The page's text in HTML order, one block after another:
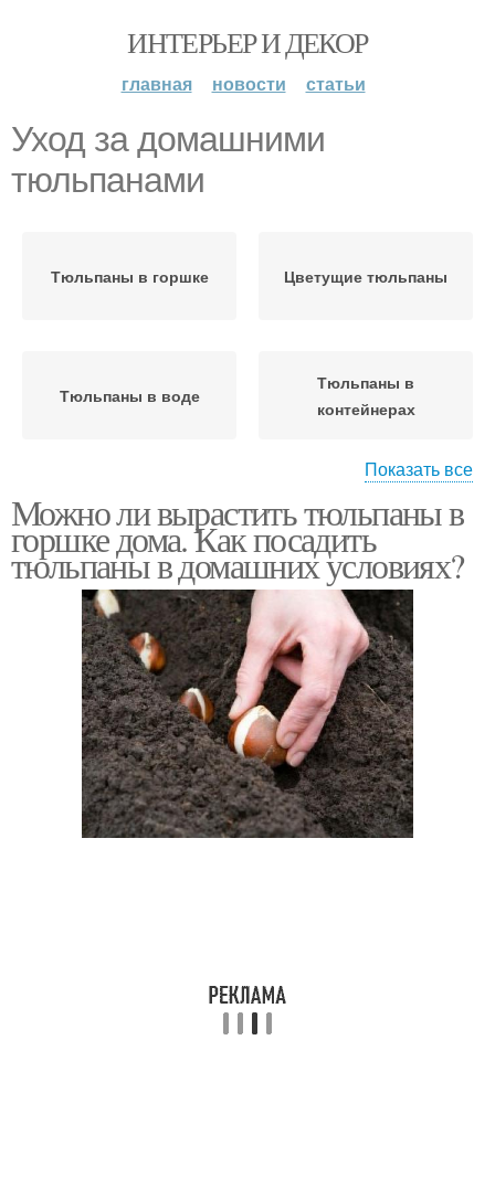
ИНТЕРЬЕР И ДЕКОР
главная новости статьи
Уход за домашними
тюльпанами
Тюльпаны в горшке Цветущие тюльпаны
Тюльпаны в воде
Тюльпаны в
контейнерах
Тюльпаны в горшках
условиях
Показать все
Можно ли вырастить тюльпаны в
горшке дома. Как посадить
тюльпаны в домашних условиях?